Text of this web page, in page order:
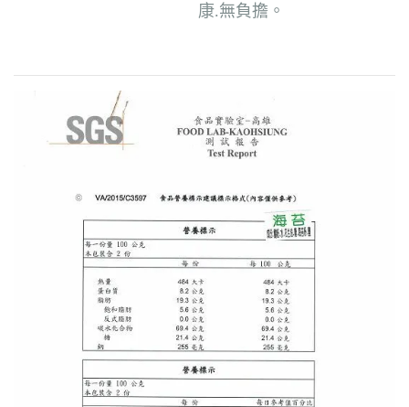
康.無負擔。